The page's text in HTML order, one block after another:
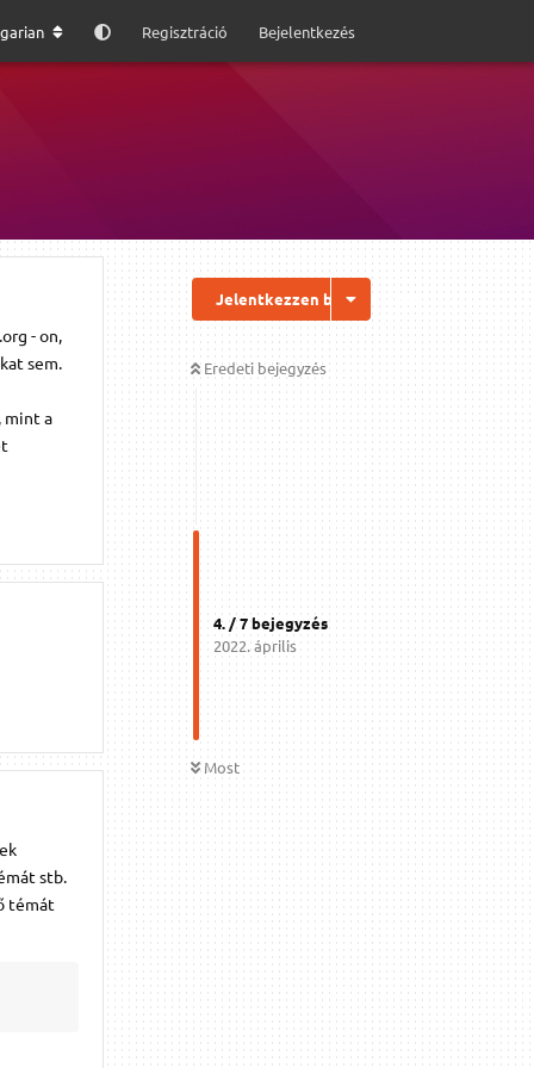
Regisztráció Bejelentkezés
Jelentkezzen be a válaszhoz
Eredeti bejegyzés
4. /7bejegyzés
2022. április
Most
- on,
sem.
mint a
stb.
témát